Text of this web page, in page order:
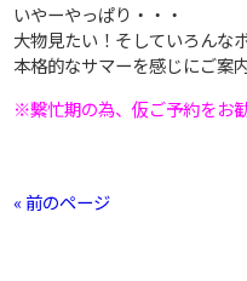
いやーやっぱり・・・
大物見たい！そしていろんな
本格的なサマーを感じにご案
※繫忙期の為、仮ご予約をお
« 前のページ